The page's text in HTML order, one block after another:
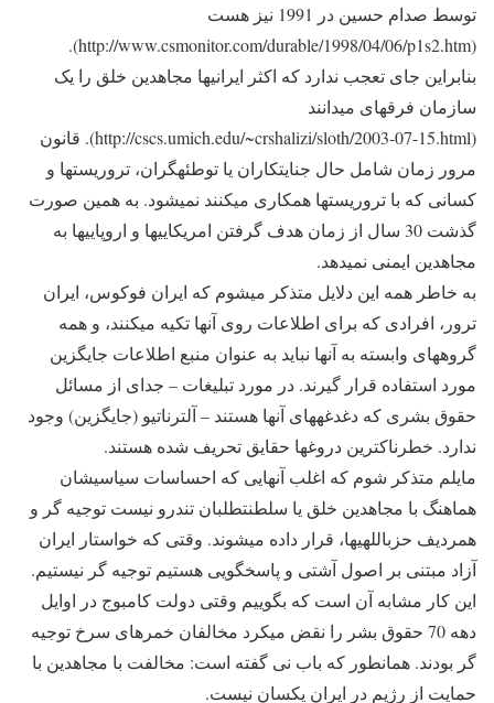
توسط صدام حسین در 1991 نیز هست
(http://www.csmonitor.com/durable/1998/04/06/p1s2.htm).
بنابراین جای تعجب ندارد که اکثر ایرانی‎ها مجاهدین خلق را یک
سازمان فرقه‎ای می‎دانند
(http://cscs.umich.edu/~crshalizi/sloth/2003-07-15.html). قانون
مرور زمان شامل حال جنایتکاران یا توطئه‎گران، تروریست‎ها و
کسانی که با تروریست‎ها همکاری می‎کنند نمی‎شود. به همین صورت
گذشت 30 سال از زمان هدف گرفتن امریکایی‎ها و اروپایی‎ها به
مجاهدین ایمنی نمی‎دهد.
به‎ خاطر همه این دلایل متذکر می‎شوم که ایران فوکوس، ایران
ترور، افرادی که برای اطلاعات روی آن‎ها تکیه می‎کنند، و همه
گروه‎های وابسته به آن‎ها نباید به عنوان منبع اطلاعات جایگزین
مورد استفاده قرار گیرند. در مورد تبلیغات – جدای از مسائل
حقوق بشری که دغدغه‎های آنها هستند – آلترناتیو (جایگزین) وجود
ندارد. خطرناک‎ترین دروغ‎ها حقایق تحریف شده هستند.
مایلم متذکر شوم که اغلب آنهایی که احساسات سیاسی‎شان
هماهنگ با مجاهدین خلق یا سلطنت‎طلبان تندرو نیست توجیه گر و
هم‎ردیف حزب‎اللهی‎ها، قرار داده می‎شوند. وقتی که خواستار ایران
آزاد مبتنی بر اصول آشتی و پاسخگویی هستیم توجیه گر نیستیم.
این کار مشابه آن است که بگوییم وقتی دولت کامبوج در اوایل
دهه 70 حقوق بشر را نقض می‎کرد مخالفان خمرهای سرخ توجیه
گر بودند. همان‎طور که باب نی گفته است: مخالفت با مجاهدین با
حمایت از رژیم در ایران یکسان نیست.